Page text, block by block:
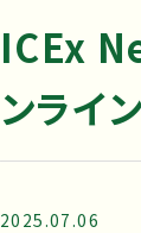
ICEx
ンライ
2025.07.06